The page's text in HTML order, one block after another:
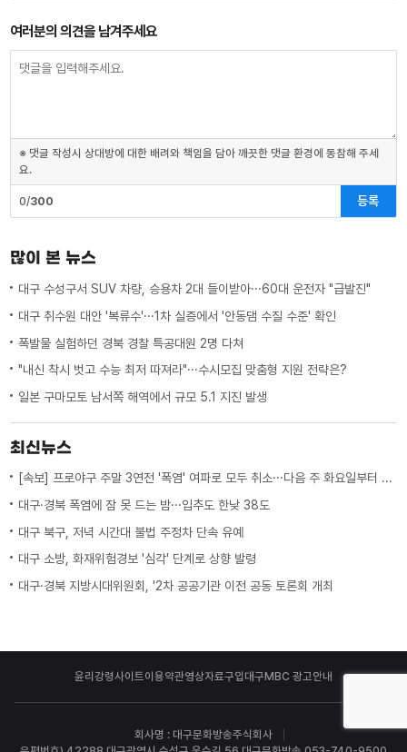
여러분의 의견을 남겨주세요
※ 댓글 작성시 상대방에 대한 배려와 책임을 담아 깨끗한 댓글 환경에 동참해 주세
요.
0/300 등록
많이 본 뉴스
대구 수성구서 SUV 차량, 승용차 2대 들이받아···60대 운전자 "급발진"
대구 취수원 대안 '복류수'···1차 실증에서 '안동댐 수질 수준' 확인
폭발물 실험하던 경북 경찰 특공대원 2명 다쳐
"내신 착시 벗고 수능 최저 따져라"···수시모집 맞춤형 지원 전략은?
일본 구마모토 남서쪽 해역에서 규모 5.1 지진 발생
최신뉴스
[속보] 프로야구 주말 3연전 '폭염' 여파로 모두 취소···다음 주 화요일부터 오후 7시 시작
대구·경북 폭염에 잠 못 드는 밤···입추도 한낮 38도
대구 북구, 저녁 시간대 불법 주정차 단속 유예
대구 소방, 화재위험경보 '심각' 단계로 상향 발령
대구·경북 지방시대위원회, '2차 공공기관 이전 공동 토론회 개최
윤리강령사이트이용약관영상자료구입 대구MBC 광고안내
회사명 : 대구문화방송주식회사